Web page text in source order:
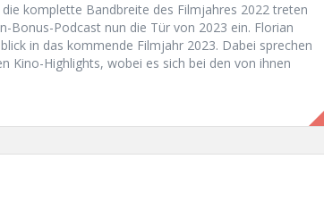
komplette Bandbreite des Filmjahres 2022 treten
Bonus-Podcast nun die Tür von 2023 ein. Florian
in das kommende Filmjahr 2023. Dabei sprechen
Kino-Highlights, wobei es sich bei den von ihnen